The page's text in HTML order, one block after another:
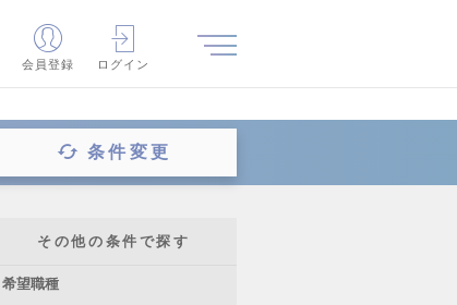
会員登録 ログイン
条件変更
その他の条件で探す
希望職種